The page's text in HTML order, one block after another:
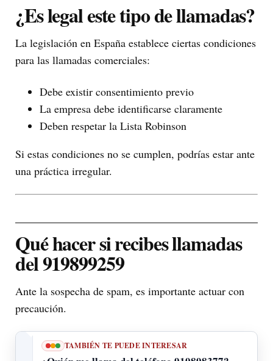
¿Es legal este tipo de llamadas?
La legislación en España establece ciertas condiciones
para las llamadas comerciales:
Debe existir consentimiento previo
La empresa debe identificarse claramente
Deben respetar la Lista Robinson
Si estas condiciones no se cumplen, podrías estar ante
una práctica irregular.
Qué hacer si recibes llamadas
del 919899259
Ante la sospecha de spam, es importante actuar con
precaución.
TAMBIÉN TE PUEDE INTERESAR